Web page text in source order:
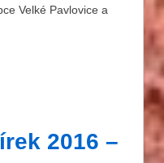
Velké Pavlovice a
2016 –